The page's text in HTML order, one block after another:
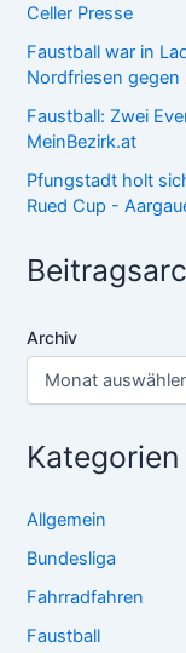
Celler Presse
Faustball war in
Nordfriesen
Faustball: Zwei
MeinBezirk.at
Pfungstadt holt
Rued Cup -
Archiv
Kategorien
Allgemein
Bundesliga
Fahrradfahren
Faustball